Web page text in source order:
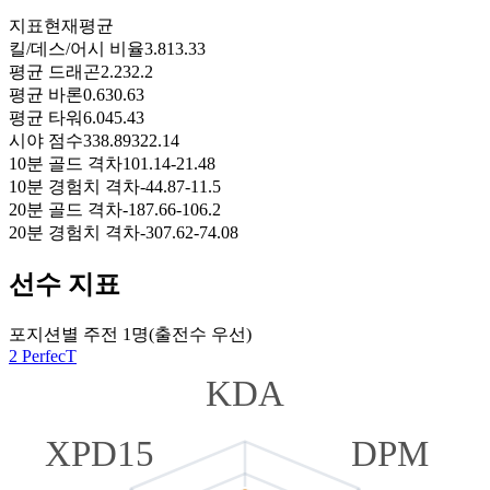
지표현재평균
킬/데스/어시 비율3.813.33
평균 드래곤2.232.2
평균 바론0.630.63
평균 타워6.045.43
시야 점수338.89322.14
10분 골드 격차101.14-21.48
10분 경험치 격차-44.87-11.5
20분 골드 격차-187.66-106.2
20분 경험치 격차-307.62-74.08
선수 지표
포지션별 주전 1명(출전수 우선)
2 PerfecT
KDA
DPM
XPD15